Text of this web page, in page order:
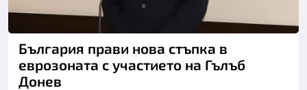
България прави нова стъпка в
еврозоната с участието на Гълъб
Донев